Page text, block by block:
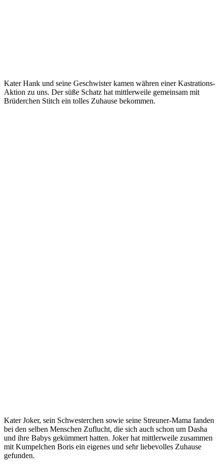
Kater Hank und seine Geschwister kamen währen einer Kastrations-
Aktion zu uns. Der süße Schatz hat mittlerweile gemeinsam mit
Brüderchen Stitch ein tolles Zuhause bekommen.
Kater Joker, sein Schwesterchen sowie seine Streuner-Mama fanden
bei den selben Menschen Zuflucht, die sich auch schon um Dasha
und ihre Babys gekümmert hatten. Joker hat mittlerweile zusammen
mit Kumpelchen Boris ein eigenes und sehr liebevolles Zuhause
gefunden.